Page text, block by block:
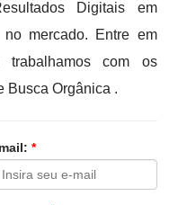
Digitais em
mercado. Entre em
trabalhamos com os
Busca Orgânica .
*